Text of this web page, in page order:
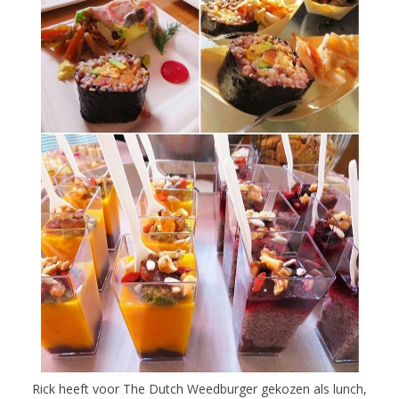
Rick heeft voor The Dutch Weedburger gekozen als lunch,